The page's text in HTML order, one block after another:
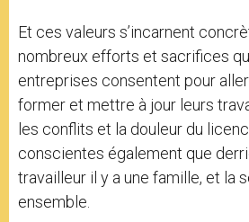
Et ces valeurs s’incarnent
nombreux efforts et sacrifices
entreprises consentent pour aller
former et mettre à jour leurs
les conflits et la douleur du
conscientes également que
travailleur il y a une famille, et la
ensemble.